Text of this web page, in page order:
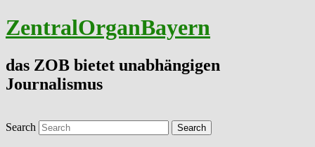
ZentralOrganBayern
das ZOB bietet unabhängigen
Journalismus
Search